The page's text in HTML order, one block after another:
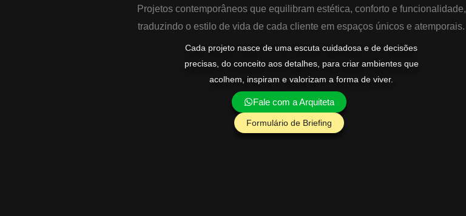
Projetos contemporâneos que equilibram estética, conforto e funcionalidade,
traduzindo o estilo de vida de cada cliente em espaços únicos e atemporais.
Cada projeto nasce de uma escuta cuidadosa e de decisões
precisas, do conceito aos detalhes, para criar ambientes que
acolhem, inspiram e valorizam a forma de viver.
Fale com a Arquiteta
Formulário de Briefing